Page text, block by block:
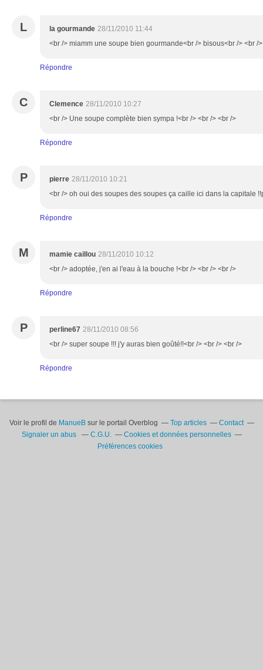
L la gourmande 28/11/2010 11:44
<br /> miamm une soupe bien gourmande<br /> bisous<br /> <br /
Répondre
C Clemence 28/11/2010 10:27
<br /> Une soupe complète bien sympa !<br /> <br /> <br />
Répondre
P pierre 28/11/2010 10:21
<br /> oh oui des soupes des soupes ça caille ici dans la capitale
Répondre
M mamie caillou 28/11/2010 10:12
<br /> adoptée, j'en ai l'eau à la bouche !<br /> <br /> <br />
Répondre
P perline67 28/11/2010 08:56
<br /> super soupe !!! j'y auras bien goûté!!<br /> <br /> <br />
Répondre
Voir le profil de ManueBsur le portail Overblog Top articles
Contact
Signaler un abus
C.G.U.
Cookies et données personnelles
Préférences cookies